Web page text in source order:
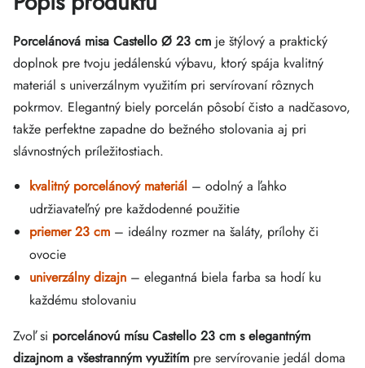
Porcelánová misa Castello Ø 23 cm je štýlový a praktický
doplnok pre tvoju jedálenskú výbavu, ktorý spája kvalitný
materiál s univerzálnym využitím pri servírovaní rôznych
pokrmov. Elegantný biely porcelán pôsobí čisto a nadčasovo,
takže perfektne zapadne do bežného stolovania aj pri
slávnostných príležitostiach.
kvalitný porcelánový materiál – odolný a ľahko
udržiavateľný pre každodenné použitie
priemer 23 cm – ideálny rozmer na šaláty, prílohy či
ovocie
univerzálny dizajn – elegantná biela farba sa hodí ku
každému stolovaniu
Zvoľ si porcelánovú mísu Castello 23 cm s elegantným
dizajnom a všestranným využitím pre servírovanie jedál doma